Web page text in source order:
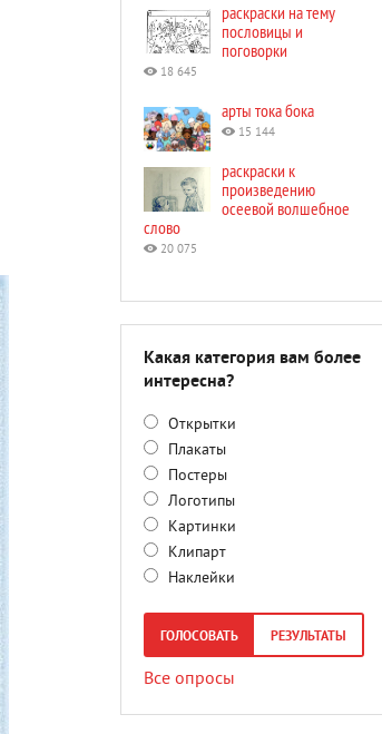
раскраски на тему
пословицы и
поговорки
18 645
арты тока бока
15 144
раскраски к
произведению
осеевой волшебное
слово
20 075
Какая категория вам более
интересна?
Открытки
Плакаты
Постеры
Логотипы
Картинки
Клипарт
Наклейки
ГОЛОСОВАТЬ РЕЗУЛЬТАТЫ
Все опросы